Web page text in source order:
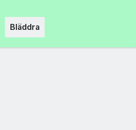
Bläddra